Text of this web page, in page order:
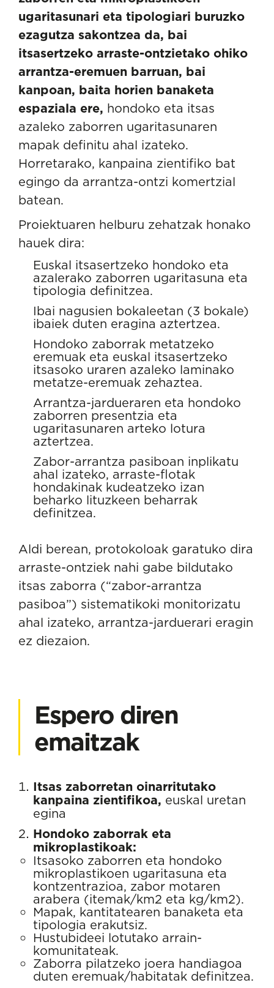
ugaritasunari eta tipologiari buruzko
ezagutza sakontzea da, bai
itsasertzeko arraste-ontzietako ohiko
arrantza-eremuen barruan, bai
kanpoan, baita horien banaketa
espaziala ere, hondoko eta itsas
azaleko zaborren ugaritasunaren
mapak definitu ahal izateko.
Horretarako, kanpaina zientifiko bat
egingo da arrantza-ontzi komertzial
batean.
Proiektuaren helburu zehatzak honako
hauek dira:
Euskal itsasertzeko hondoko eta
azalerako zaborren ugaritasuna eta
tipologia definitzea.
Ibai nagusien bokaleetan (3 bokale)
ibaiek duten eragina aztertzea.
Hondoko zaborrak metatzeko
eremuak eta euskal itsasertzeko
itsasoko uraren azaleko laminako
metatze-eremuak zehaztea.
Arrantza-jardueraren eta hondoko
zaborren presentzia eta
ugaritasunaren arteko lotura
aztertzea.
Zabor-arrantza pasiboan inplikatu
ahal izateko, arraste-flotak
hondakinak kudeatzeko izan
beharko lituzkeen beharrak
definitzea.
Aldi berean, protokoloak garatuko dira
arraste-ontziek nahi gabe bildutako
itsas zaborra (“zabor-arrantza
pasiboa”) sistematikoki monitorizatu
ahal izateko, arrantza-jarduerari eragin
ez diezaion.
Espero diren
emaitzak
Itsas zaborretan oinarritutako
kanpaina zientifikoa, euskal uretan
egina
Hondoko zaborrak eta
mikroplastikoak:
Itsasoko zaborren eta hondoko
mikroplastikoen ugaritasuna eta
kontzentrazioa, zabor motaren
arabera (itemak/km2 eta kg/km2).
Mapak, kantitatearen banaketa eta
tipologia erakutsiz.
Hustubideei lotutako arrain-
komunitateak.
Zaborra pilatzeko joera handiagoa
duten eremuak/habitatak definitzea.